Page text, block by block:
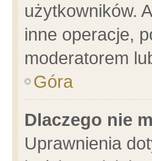
użytkowników.
inne operacje,
moderatorem
Góra
Dlaczego nie
Uprawnienia